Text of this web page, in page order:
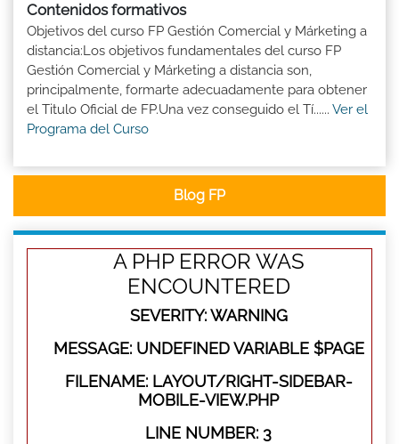
Contenidos formativos
Objetivos del curso FP Gestión Comercial y Márketing a
distancia:Los objetivos fundamentales del curso FP
Gestión Comercial y Márketing a distancia son,
principalmente, formarte adecuadamente para obtener
el Titulo Oficial de FP.Una vez conseguido el Tí...... Ver el
Programa del Curso
Blog FP
A PHP ERROR WAS
ENCOUNTERED
SEVERITY: WARNING
MESSAGE: UNDEFINED VARIABLE $PAGE
FILENAME: LAYOUT/RIGHT-SIDEBAR-
MOBILE-VIEW.PHP
LINE NUMBER: 3